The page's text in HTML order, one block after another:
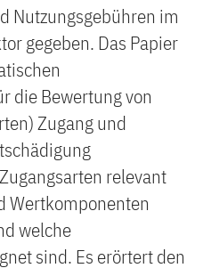
Nutzungsgebühren im
gegeben. Das Papier
die Bewertung von
Zugang und
relevant
Wertkomponenten
welche
sind. Es erörtert den